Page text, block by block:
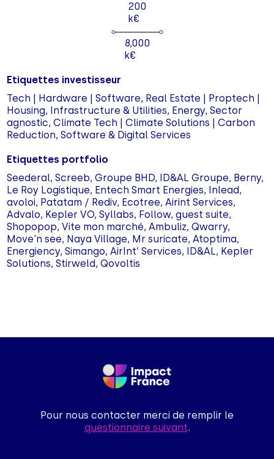
200
k€
8,000
k€
Etiquettes investisseur
Tech | Hardware | Software, Real Estate | Proptech |
Housing, Infrastructure & Utilities, Energy, Sector
agnostic, Climate Tech | Climate Solutions | Carbon
Reduction, Software & Digital Services
Etiquettes portfolio
Seederal, Screeb, Groupe BHD, ID&AL Groupe, Berny,
Le Roy Logistique, Entech Smart Energies, Inlead,
avoloi, Patatam / Rediv, Ecotree, Airint Services,
Advalo, Kepler VO, Syllabs, Follow, guest suite,
Shopopop, Vite mon marché, Ambuliz, Qwarry,
Move'n see, Naya Village, Mr suricate, Atoptima,
Energiency, Simango, AirInt’ Services, ID&AL, Kepler
Solutions, Stirweld, Qovoltis
Pour nous contacter merci de remplir le
questionnaire suivant.